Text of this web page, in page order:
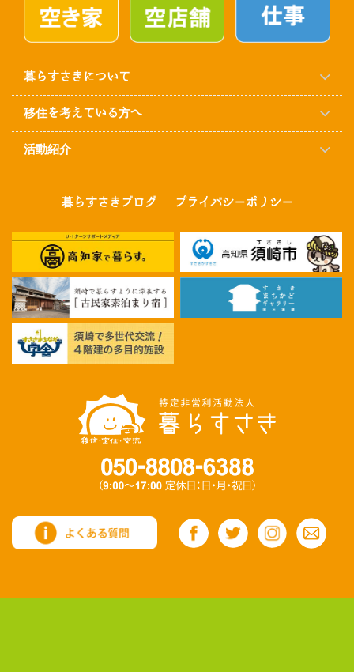
暮らすさきについて
移住を考えている方へ
活動紹介
暮らすさきブログ プライバシーポリシー